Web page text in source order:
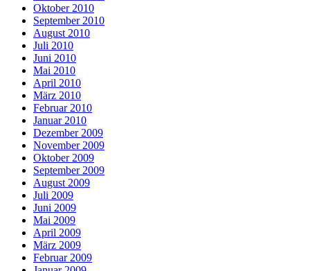
Oktober 2010
September 2010
August 2010
Juli 2010
Juni 2010
Mai 2010
April 2010
März 2010
Februar 2010
Januar 2010
Dezember 2009
November 2009
Oktober 2009
September 2009
August 2009
Juli 2009
Juni 2009
Mai 2009
April 2009
März 2009
Februar 2009